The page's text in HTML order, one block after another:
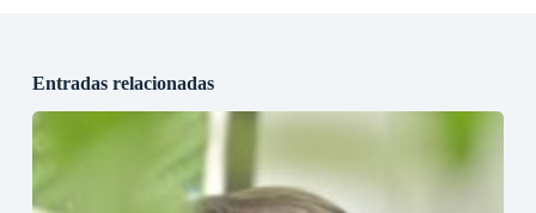
Entradas relacionadas